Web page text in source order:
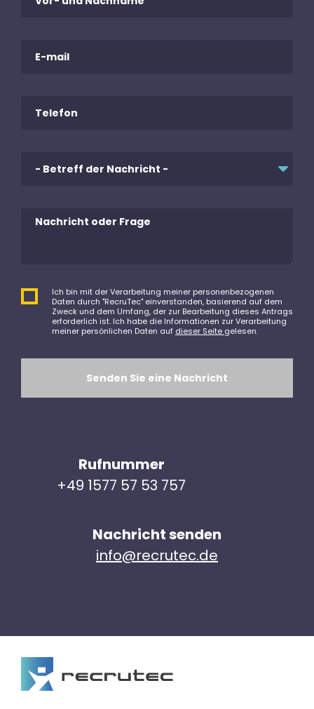
Ich bin mit der Verarbeitung meiner personenbezogenen
Daten durch "RecruTec" einverstanden, basierend auf dem
Zweck und dem Umfang, der zur Bearbeitung dieses Antrags
erforderlich ist. Ich habe die Informationen zur Verarbeitung
meiner persönlichen Daten auf dieser Seite gelesen.
Rufnummer
+49 1577 57 53 757
Nachricht senden
info@recrutec.de